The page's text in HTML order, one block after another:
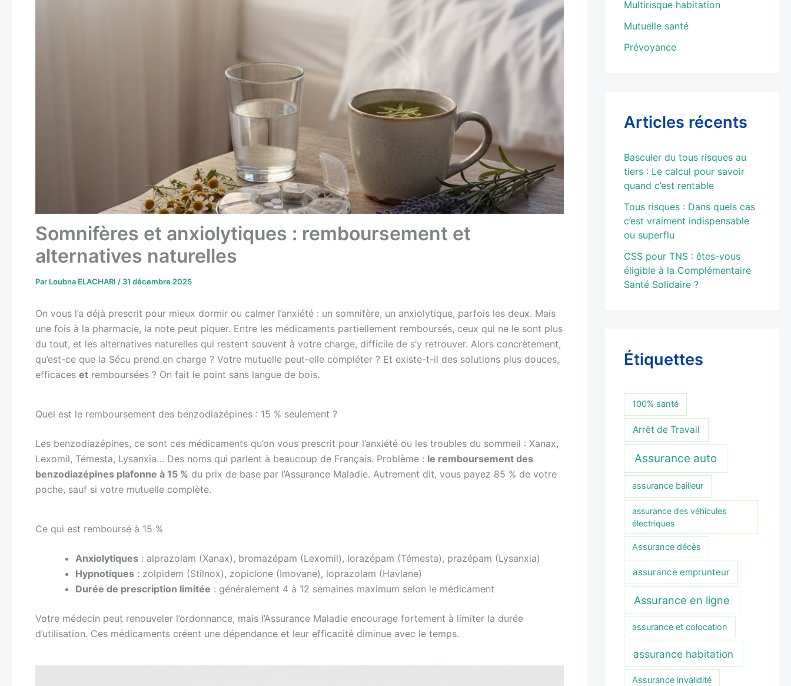
Somnifères et anxiolytiques : remboursement et
alternatives naturelles
Par Loubna ELACHARI / 31 décembre 2025
On vous l’a déjà prescrit pour mieux dormir ou calmer l’anxiété : un somnifère, un anxiolytique, parfois les deux. Mais
une fois à la pharmacie, la note peut piquer. Entre les médicaments partiellement remboursés, ceux qui ne le sont plus
du tout, et les alternatives naturelles qui restent souvent à votre charge, difficile de s’y retrouver. Alors concrètement,
qu’est-ce que la Sécu prend en charge ? Votre mutuelle peut-elle compléter ? Et existe-t-il des solutions plus douces,
efficaces et remboursées ? On fait le point sans langue de bois.
Quel est le remboursement des benzodiazépines : 15 % seulement ?
Les benzodiazépines, ce sont ces médicaments qu’on vous prescrit pour l’anxiété ou les troubles du sommeil : Xanax,
Lexomil, Témesta, Lysanxia… Des noms qui parlent à beaucoup de Français. Problème : le remboursement des
benzodiazépines plafonne à 15 % du prix de base par l’Assurance Maladie. Autrement dit, vous payez 85 % de votre
poche, sauf si votre mutuelle complète.
Ce qui est remboursé à 15 %
Anxiolytiques : alprazolam (Xanax), bromazépam (Lexomil), lorazépam (Témesta), prazépam (Lysanxia)
Hypnotiques : zolpidem (Stilnox), zopiclone (Imovane), loprazolam (Havlane)
Durée de prescription limitée : généralement 4 à 12 semaines maximum selon le médicament
Votre médecin peut renouveler l’ordonnance, mais l’Assurance Maladie encourage fortement à limiter la durée
d’utilisation. Ces médicaments créent une dépendance et leur efficacité diminue avec le temps.
Multirisque habitation
Mutuelle santé
Prévoyance
Articles récents
Basculer du tous risques au
tiers : Le calcul pour savoir
quand c’est rentable
Tous risques : Dans quels cas
c’est vraiment indispensable
ou superflu
CSS pour TNS : êtes-vous
éligible à la Complémentaire
Santé Solidaire ?
Étiquettes
100% santé
Arrêt de Travail
Assurance auto
assurance bailleur
assurance des véhicules
électriques
Assurance décès
assurance emprunteur
Assurance en ligne
assurance et colocation
assurance habitation
Assurance invalidité